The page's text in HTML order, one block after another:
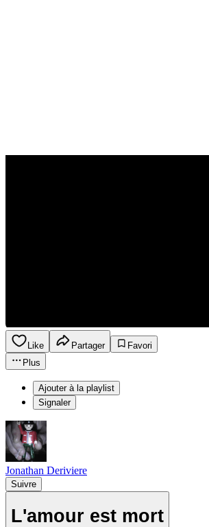
Like Partager
Favori
Plus
Ajouter à la playlist
Signaler
Jonathan Deriviere
Suivre
L'amour est mort